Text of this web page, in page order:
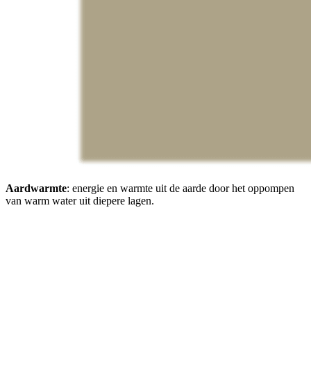
Aardwarmte: energie en warmte uit de aarde door het oppompen
van warm water uit diepere lagen.